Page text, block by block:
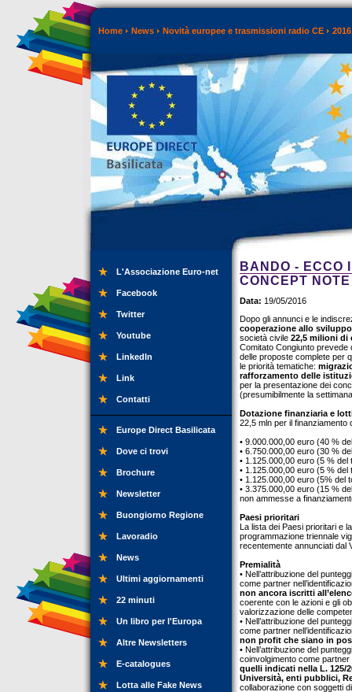
Home News Novità europee e trasmissioni radio CE 2016
L'Associazione Euro-net
Facebook
Twitter
Youtube
LinkedIn
Link
Contatti
Europe Direct Basilicata
Dove ci trovi
Brochure
Newsletter
Buongiorno Regione
Lavoradio
News
Ultimi aggiornamenti
22 minuti
Un libro per l'Europa
Altre Newsletters
E-catalogues
Lotta alle Fake News
BANDO - ECCO
CONCEPT NOTE
Data: 19/05/2016
Dopo gli annunci e le
cooperazione allo sviluppo
società civile 22,5 milioni di
Comitato Congiunto
delle proposte complete per
le priorità tematiche:
rafforzamento delle
per la presentazione dei
(presumibilmente la
Dotazione finanziaria e
22,5 mln per il finanziamento
• 9.000.000,00 euro (40 %
• 6.750.000,00 euro (30 %
• 1.125.000,00 euro (5 %
• 1.125.000,00 euro (5 % del
• 1.125.000,00 euro (5% del
• 3.375.000,00 euro (15 %
non ammesse a
Paesi prioritari
La lista dei Paesi prioritari e
programmazione triennale
recentemente annunciati dal
Premialità
• Nell’attribuzione del
come partner
non ancora iscritti
coerente con le azioni e gli
valorizzazione delle
• Nell’attribuzione del
come partner
non profit che siano in
• Nell’attribuzione del
coinvolgimento come partner
quelli indicati nella L. 125/
Università, enti pubblici,
collaborazione con soggetti